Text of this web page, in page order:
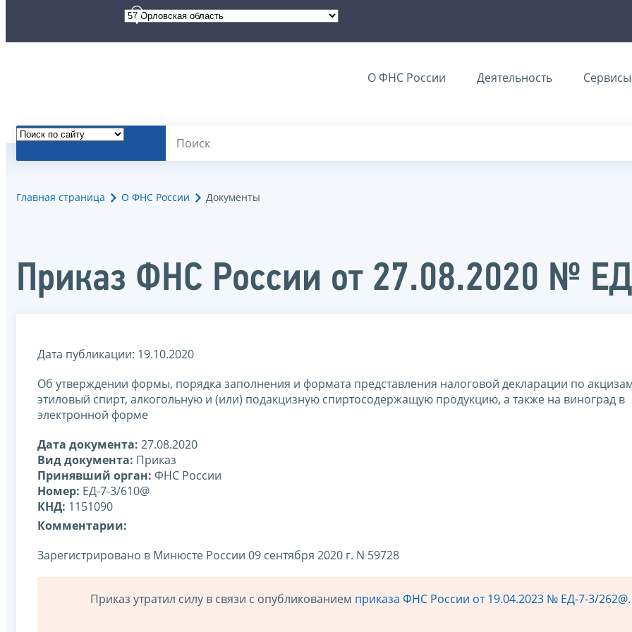
О ФНС России Деятельность Сервисы
Главная страница О ФНС России Документы
Приказ ФНС России от 27.08.2020 №
Дата публикации: 19.10.2020
Об утверждении формы, порядка заполнения и формата представления налоговой декларации по
этиловый спирт, алкогольную и (или) подакцизную спиртосодержащую продукцию, а также на виноград в
электронной форме
Дата документа: 27.08.2020
Вид документа: Приказ
Принявший орган: ФНС России
Номер: ЕД-7-3/610@
КНД: 1151090
Комментарии:
Зарегистрировано в Минюсте России 09 сентября 2020 г. N 59728
Приказ утратил силу в связи с опубликованием приказа ФНС России от 19.04.2023 № ЕД-7-3/262@.